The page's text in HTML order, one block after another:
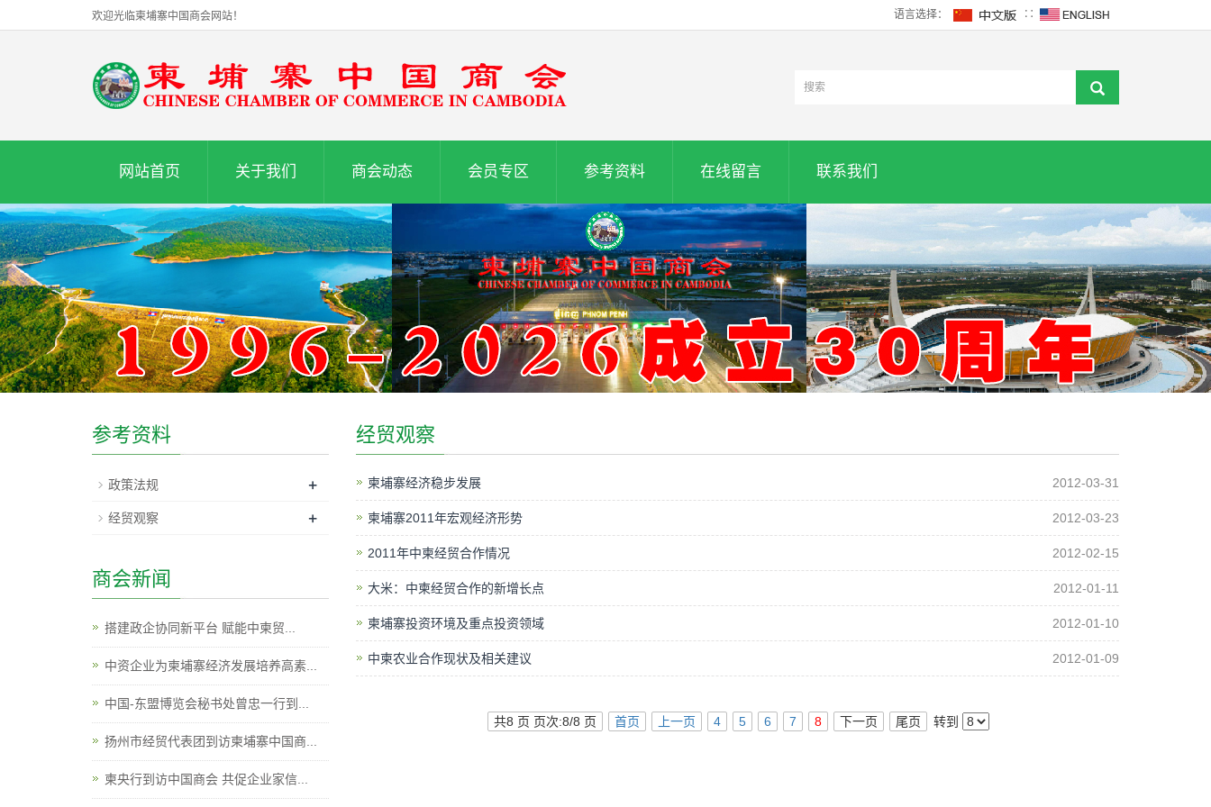
欢迎光临柬埔寨中国商会网站！ 语言选择： ∷
网站首页 关于我们 商会动态 会员专区 参考资料 在线留言 联系我们
经贸观察
柬埔寨经济稳步发展 2012-03-31
柬埔寨2011年宏观经济形势 2012-03-23
2011年中柬经贸合作情况 2012-02-15
大米：中柬经贸合作的新增长点 2012-01-11
柬埔寨投资环境及重点投资领域 2012-01-10
中柬农业合作现状及相关建议 2012-01-09
共8 页 页次:8/8 页 首页 上一页 4 5 6 7 8 下一页 尾页 转到
参考资料
政策法规 +
经贸观察 +
商会新闻
搭建政企协同新平台 赋能中柬贸...
中资企业为柬埔寨经济发展培养高素...
中国-东盟博览会秘书处曾忠一行到...
扬州市经贸代表团到访柬埔寨中国商...
柬央行到访中国商会 共促企业家信...